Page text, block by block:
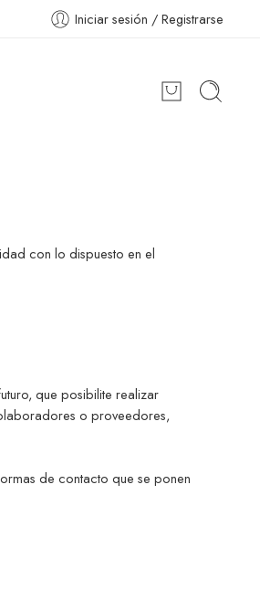
Iniciar sesión / Registrarse
con lo dispuesto en el
que posibilite realizar
o proveedores,
de contacto que se ponen